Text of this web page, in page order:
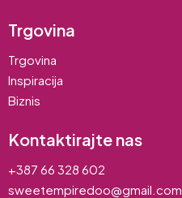
Trgovina
Trgovina
Inspiracija
Biznis
Kontaktirajte nas
+387 66 328 602
sweetempiredoo@gmail.com